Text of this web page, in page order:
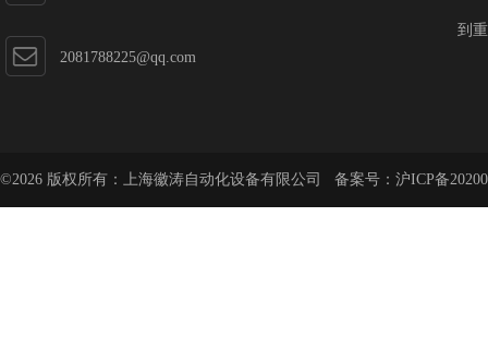
2081788225@qq.com
到
©2026 版权所有：上海徽涛自动化设备有限公司 备案号： 沪ICP备